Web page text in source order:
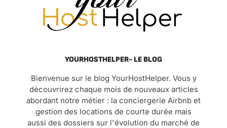
YOURHOSTHELPER- LE BLOG
Bienvenue sur le blog YourHostHelper. Vous y
découvrirez chaque mois de nouveaux articles
abordant notre métier : la conciergerie Airbnb et
gestion des locations de courte durée mais
aussi des dossiers sur l'évolution du marché de